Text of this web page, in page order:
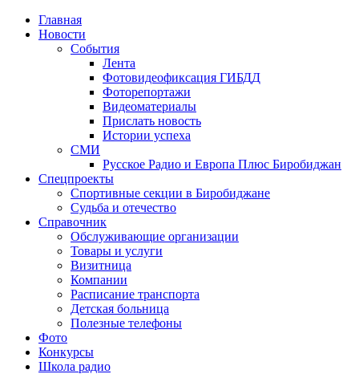
Главная
Новости
События
Лента
Фотовидеофиксация ГИБДД
Фоторепортажи
Видеоматериалы
Прислать новость
Истории успеха
СМИ
Русское Радио и Европа Плюс Биробиджан
Спецпроекты
Спортивные секции в Биробиджане
Судьба и отечество
Справочник
Обслуживающие организации
Товары и услуги
Визитница
Компании
Расписание транспорта
Детская больница
Полезные телефоны
Фото
Конкурсы
Школа радио